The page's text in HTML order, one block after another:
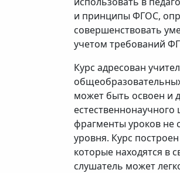
и принципы ФГОС,
совершенствовать
учетом требований
Курс адресован
может быть освоен и
фрагменты уроков
уровня. Курс
которые находятся в
слушатель может